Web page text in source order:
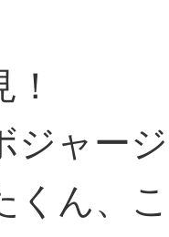
ジャー
くん、